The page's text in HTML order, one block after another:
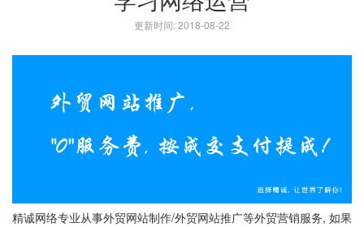
更新时间: 2018-08-22
精诚网络专业从事外贸网站制作/外贸网站推广等外贸营销服务, 如果